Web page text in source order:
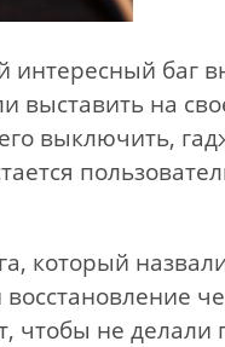
баг
выставить на
выключить,
который
чтобы не делали